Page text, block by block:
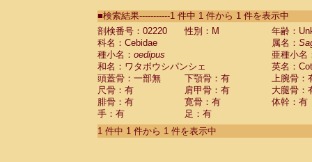
CebidaeSaguinus labiatus(0)
Cebidae Saguinus leucopus (0)
Cebidae
Cebidae
CebidaeSaguinus nigricollis (0)
Cebidae Saguinus oedipus
Cebidae Saguinus weddelli
Cebidae Saguinusspp.
Cebidae Aotus trivirgatus
Cebidae Cebus albifrons
■検索結果-----------1 件中 1 件から 1 件を表示中
剖検番号：02220
性別：M
年齢：
科名：Cebidae
属名：
種小名： oedipus
亜種小名
和名：ワタボウシパンシェ
英名：
頭蓋骨：一部無
下顎骨：有
上腕骨：
尺骨：有
肩甲骨：有
大腿骨：
腓骨：有
寛骨：有
体幹：有
手：有
足：有
1 件中 1 件から 1 件を表示中